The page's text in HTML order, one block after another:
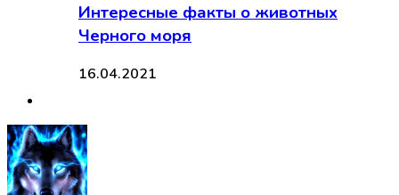
Интересные факты о животных
Черного моря
16.04.2021